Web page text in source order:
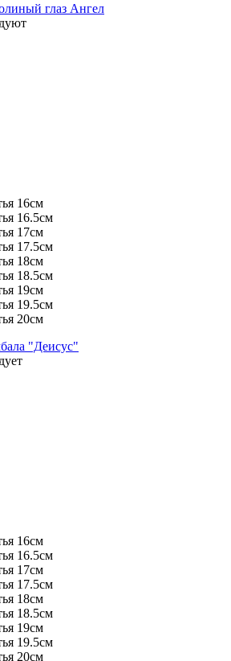
глаз Ангел
16см
16.5см
17см
17.5см
18см
18.5см
19см
19.5см
20см
"Деисус"
16см
16.5см
17см
17.5см
18см
18.5см
19см
19.5см
20см